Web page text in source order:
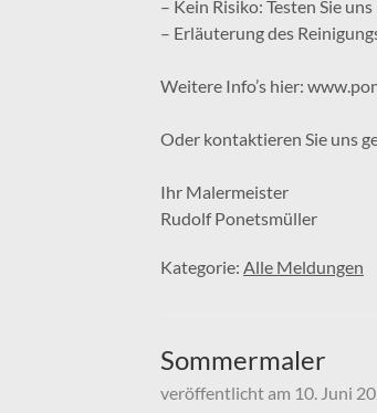
– Kein Risiko: Testen Sie
– Erläuterung des
Weitere Info’s hier:
Oder kontaktieren Sie uns
Ihr Malermeister
Rudolf Ponetsmüller
Kategorie: Alle Meldungen
Sommermaler
veröffentlicht am 10. Juni